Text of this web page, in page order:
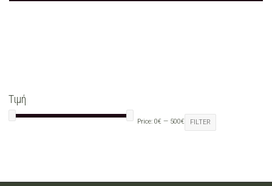
Τιμή
FILTER
Price:0€ — 500€